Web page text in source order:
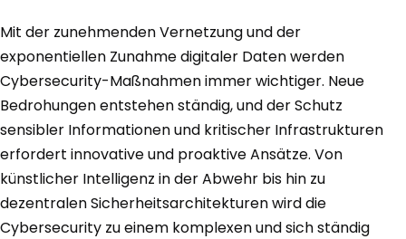
Mit der zunehmenden Vernetzung und der
exponentiellen Zunahme digitaler Daten werden
Cybersecurity-Maßnahmen immer wichtiger. Neue
Bedrohungen entstehen ständig, und der Schutz
sensibler Informationen und kritischer Infrastrukturen
erfordert innovative und proaktive Ansätze. Von
künstlicher Intelligenz in der Abwehr bis hin zu
dezentralen Sicherheitsarchitekturen wird die
Cybersecurity zu einem komplexen und sich ständig